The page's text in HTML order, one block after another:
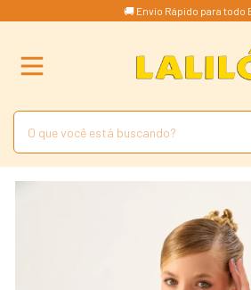
🚚 Envio Rápido para todo